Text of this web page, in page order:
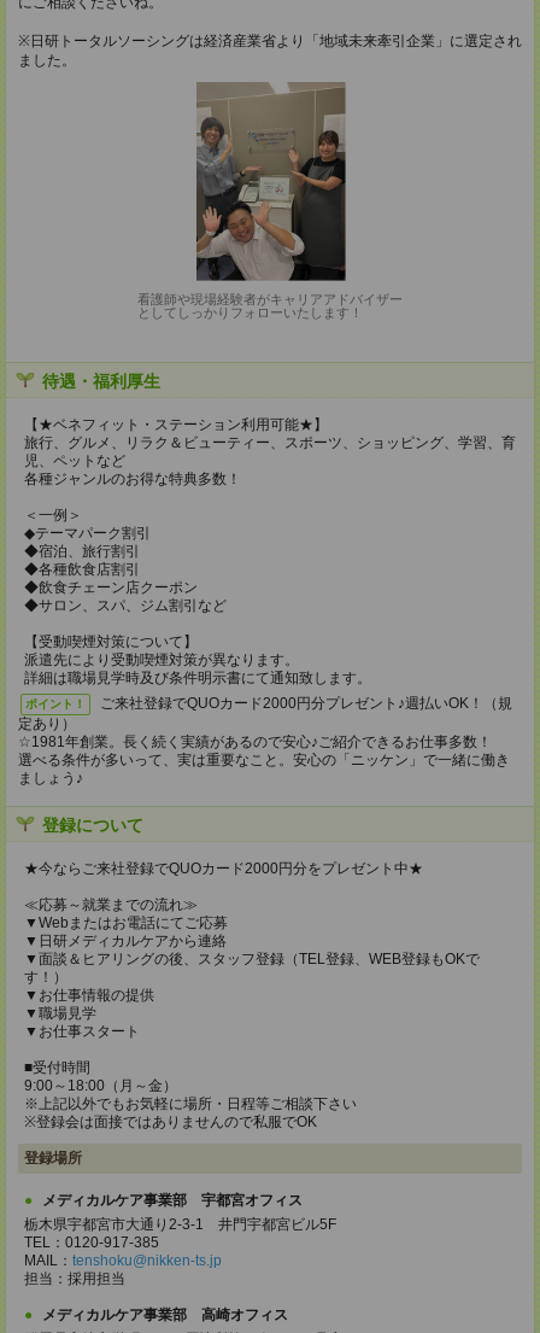
※日研トータルソーシングは経済産業省より「地域未来牽引企業」に選定され
ました。
看護師や現場経験者がキャリアアドバイザー
としてしっかりフォローいたします！
待遇・福利厚生
【★ベネフィット・ステーション利用可能★】
旅行、グルメ、リラク＆ビューティー、スポーツ、ショッピング、学習、育
児、ペットなど
各種ジャンルのお得な特典多数！
＜一例＞
◆テーマパーク割引
◆宿泊、旅行割引
◆各種飲食店割引
◆飲食チェーン店クーポン
◆サロン、スパ、ジム割引など
【受動喫煙対策について】
派遣先により受動喫煙対策が異なります。
詳細は職場見学時及び条件明示書にて通知致します。
ポイント！
ご来社登録でQUOカード2000円分プレゼント♪週払いOK！（規
定あり）
☆1981年創業。長く続く実績があるので安心♪ご紹介できるお仕事多数！
選べる条件が多いって、実は重要なこと。安心の「ニッケン」で一緒に働き
ましょう♪
登録について
★今ならご来社登録でQUOカード2000円分をプレゼント中★
≪応募～就業までの流れ≫
▼Webまたはお電話にてご応募
▼日研メディカルケアから連絡
▼面談＆ヒアリングの後、スタッフ登録（TEL登録、WEB登録もOKで
す！）
▼お仕事情報の提供
▼職場見学
▼お仕事スタート
■受付時間
9:00～18:00（月～金）
※上記以外でもお気軽に場所・日程等ご相談下さい
※登録会は面接ではありませんので私服でOK
登録場所
メディカルケア事業部 宇都宮オフィス
栃木県宇都宮市大通り2-3-1 井門宇都宮ビル5F
TEL：0120-917-385
MAIL： tenshoku@nikken-ts.jp
担当：採用担当
メディカルケア事業部 高崎オフィス